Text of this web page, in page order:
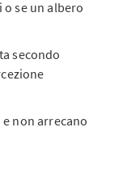
se un albero
secondo
non arrecano